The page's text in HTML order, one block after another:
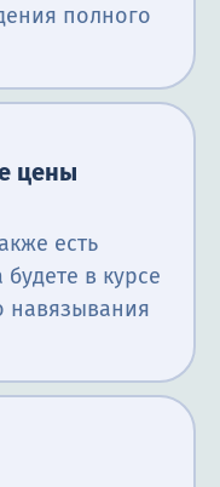
полного
цены
есть
в курсе
навязывания